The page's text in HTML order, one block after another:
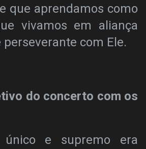
que aprendamos como
vivamos em aliança
com Ele.
do concerto com os
único e supremo era